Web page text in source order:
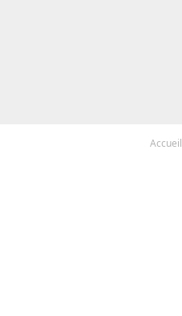
Accueil